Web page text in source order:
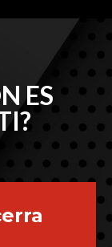
ES